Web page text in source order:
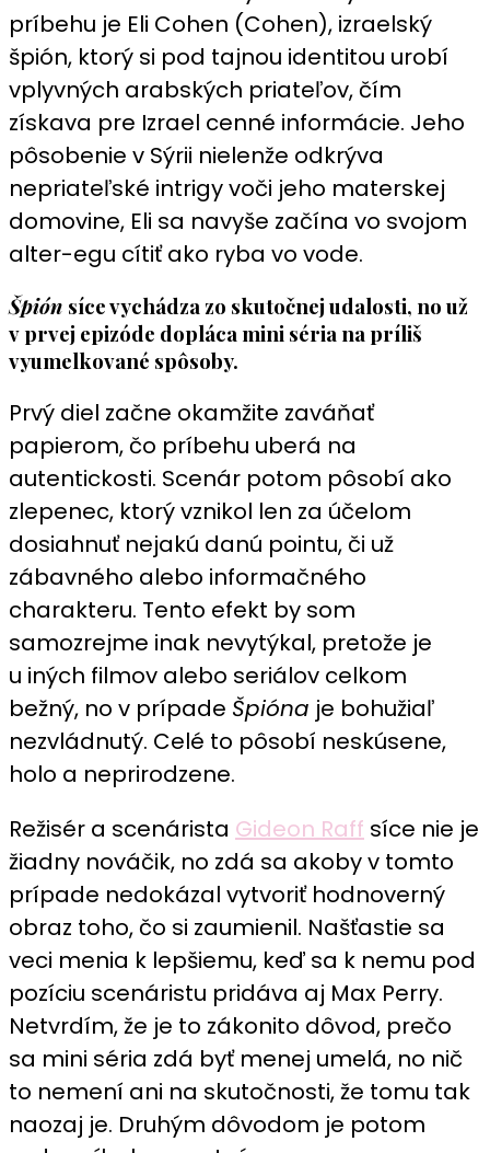
príbehu je Eli Cohen (Cohen), izraelský
špión, ktorý si pod tajnou identitou urobí
vplyvných arabských priateľov, čím
získava pre Izrael cenné informácie. Jeho
pôsobenie v Sýrii nielenže odkrýva
nepriateľské intrigy voči jeho materskej
domovine, Eli sa navyše začína vo svojom
alter-egu cítiť ako ryba vo vode.
Špión síce vychádza zo skutočnej udalosti, no už
v prvej epizóde dopláca mini séria na príliš
vyumelkované spôsoby.
Prvý diel začne okamžite zaváňať
papierom, čo príbehu uberá na
autentickosti. Scenár potom pôsobí ako
zlepenec, ktorý vznikol len za účelom
dosiahnuť nejakú danú pointu, či už
zábavného alebo informačného
charakteru. Tento efekt by som
samozrejme inak nevytýkal, pretože je
u iných filmov alebo seriálov celkom
bežný, no v prípade Špióna je bohužiaľ
nezvládnutý. Celé to pôsobí neskúsene,
holo a neprirodzene.
Režisér a scenárista Gideon Raff síce nie je
žiadny nováčik, no zdá sa akoby v tomto
prípade nedokázal vytvoriť hodnoverný
obraz toho, čo si zaumienil. Našťastie sa
veci menia k lepšiemu, keď sa k nemu pod
pozíciu scenáristu pridáva aj Max Perry.
Netvrdím, že je to zákonito dôvod, prečo
sa mini séria zdá byť menej umelá, no nič
to nemení ani na skutočnosti, že tomu tak
naozaj je. Druhým dôvodom je potom